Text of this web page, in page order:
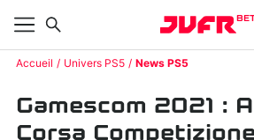
Accueil Univers PS5 News PS5
Gamescom 2021 :
Corsa